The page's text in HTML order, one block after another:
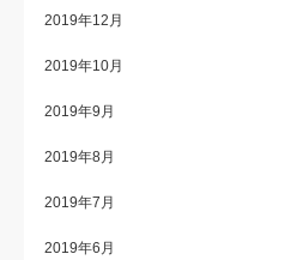
2019年12月
2019年10月
2019年9月
2019年8月
2019年7月
2019年6月